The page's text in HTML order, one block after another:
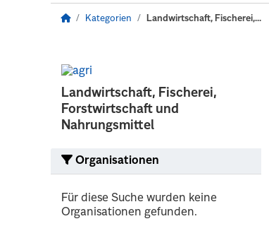
Kategorien Landwirtschaft, Fischerei,...
Landwirtschaft, Fischerei,
Forstwirtschaft und
Nahrungsmittel
Organisationen
Für diese Suche wurden keine
Organisationen gefunden.